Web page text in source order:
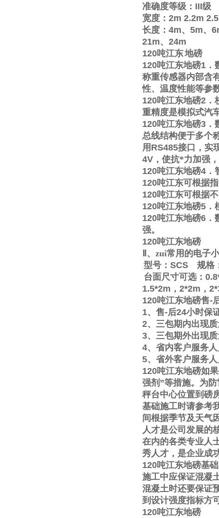
准确度等级： III级
宽度： 2m 2.2m
长度： 4m、 5m、
21m、 24m
120吨江东地磅
120吨江东地磅1
称重传感器内部含
性、温度性能等参
120吨江东地磅2
重精度是模拟式汽
120吨江东地磅3
总线结构便于多个
用 RS485接口，实
4V ，使抗*力加强
120吨江东地磅4
120吨江东可根据
120吨江东可根据
120吨江东地磅5
120吨江东地磅6
强。
120吨江东地磅
、zui常用的电子
型号： SCS
规格
台面尺寸可选：
1.5*2m ， 2*2m ，
120吨江东地磅售-
1、售-后24小时保
2、三包期内出现
3、三包期外出现
4、省内客户服务
5、省外客户服务
120吨江东地磅如
强剂 ”等措施。为
秤台中心位置到磅
基础施工时请参考
间根据季节及天气
人才是公司发展的
在内的各类专业人
秀人才，是企业成
120吨江东地磅基
施工中应保证混凝
混凝土时还要保证
到设计强度指标方
120吨江东地磅